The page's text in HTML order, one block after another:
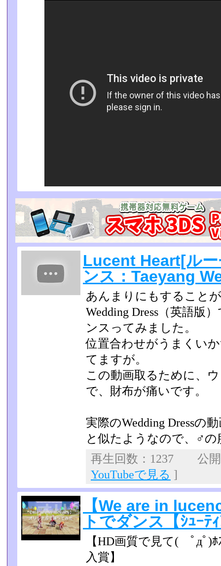
Lucent Heart[ル
ンス：Taeyang
あんまりにもすること
Wedding Dress（英語版
ンスってみました。
位置合わせがうまくい
てますが。
この動画取るために、
で、財布が痛いです。
実際のWedding Dressの
と似たようなので、♂
再生回数：1237 公
YouTubeで見る ]
【We are in
トでダンス【ｼｭｰﾃ
【HD画質で見て( ﾟдﾟ)
入賞】